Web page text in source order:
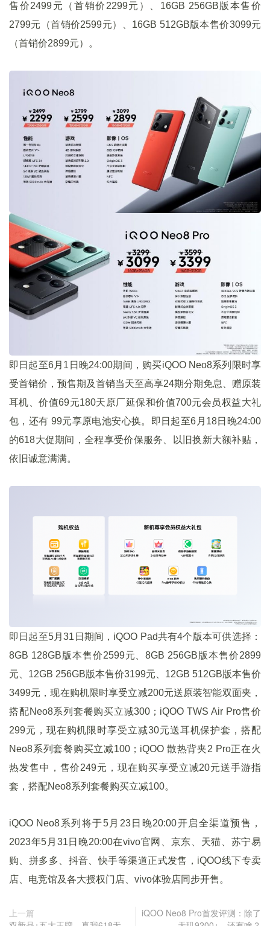
售价2499元（首销价2299元）、16GB 256GB版本售价
2799元（首销价2599元）、16GB 512GB版本售价3099元
（首销价2899元）。
即日起至6月1日晚24:00期间，购买iQOO Neo8系列限时享
受首销价，预售期及首销当天至高享24期分期免息、赠原装
耳机、价值69元180天原厂延保和价值700元会员权益大礼
包，还有 99元享原电池安心换。即日起至6月18日晚24:00
的618大促期间，全程享受价保服务、以旧换新大额补贴，
依旧诚意满满。
即日起至5月31日期间，iQOO Pad共有4个版本可供选择：
8GB 128GB版本售价2599元、8GB 256GB版本售价2899
元、12GB 256GB版本售价3199元、12GB 512GB版本售价
3499元，现在购机限时享受立减200元送原装智能双面夹，
搭配Neo8系列套餐购买立减300；iQOO TWS Air Pro售价
299元，现在购机限时享受立减30元送耳机保护套，搭配
Neo8系列套餐购买立减100；iQOO 散热背夹2 Pro正在火
热发售中，售价249元，现在购买享受立减20元送手游指
套，搭配Neo8系列套餐购买立减100。
iQOO Neo8系列将于5月23日晚20:00开启全渠道预售，
2023年5月31日晚20:00在vivo官网、京东、天猫、苏宁易
购、拼多多、抖音、快手等渠道正式发售，iQOO线下专卖
店、电竞馆及各大授权门店、vivo体验店同步开售。
上一篇
iQOO Neo8 Pro首发评测：除了